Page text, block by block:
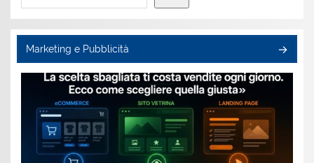
Marketing e Pubblicità